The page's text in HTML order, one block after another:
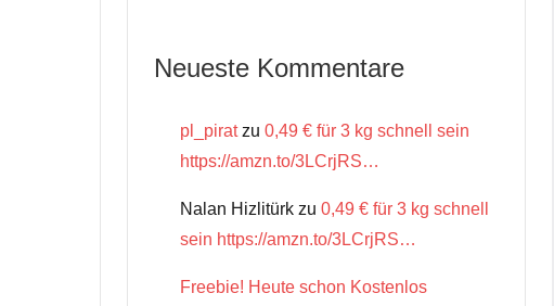
Neueste Kommentare
pl_piratzu 0,49 € für 3 kg schnell sein
https://amzn.to/3LCrjRS…
Nalan Hizlitürk zu 0,49 € für 3 kg schnell
sein https://amzn.to/3LCrjRS…
Freebie! Heute schon Kostenlos